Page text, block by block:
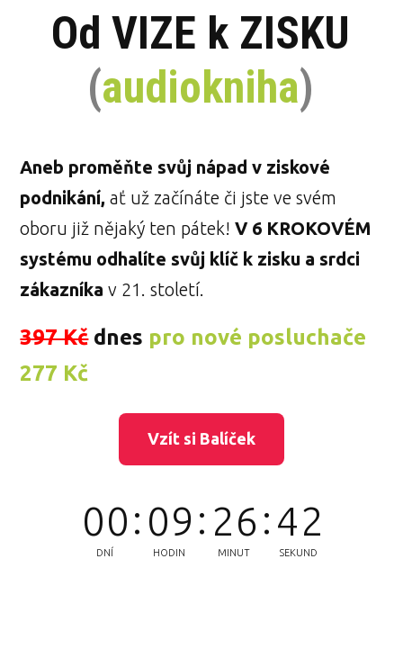
Od VIZE k ZISKU
(audiokniha)
Aneb proměňte svůj nápad v ziskové
podnikání, ať už začínáte či jste ve svém
oboru již nějaký ten pátek!V 6 KROKOVÉM
systému odhalíte svůj klíč k zisku a srdci
zákazníka v 21. století.
397 Kč dnes pro nové posluchače
277 Kč
Vzít si Balíček
00
DNÍ
09
HODIN
26
MINUT
4
SEKUND